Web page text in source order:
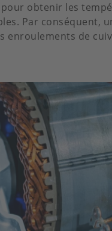
obtenir les
Par conséquent,
enroulements de